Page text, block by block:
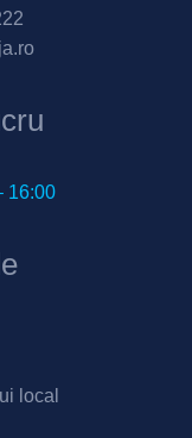
16:00
local